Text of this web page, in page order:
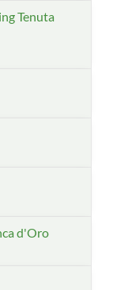
Tenuta
d'Oro